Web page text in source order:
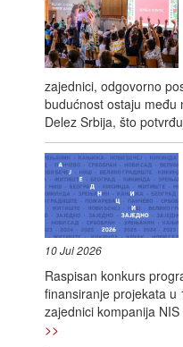
zajednici, odgovorno
budućnost ostaju među
Delez Srbija, što
10 Jul 2026
Raspisan konkurs
finansiranje projekata u
zajednici kompanija
>>